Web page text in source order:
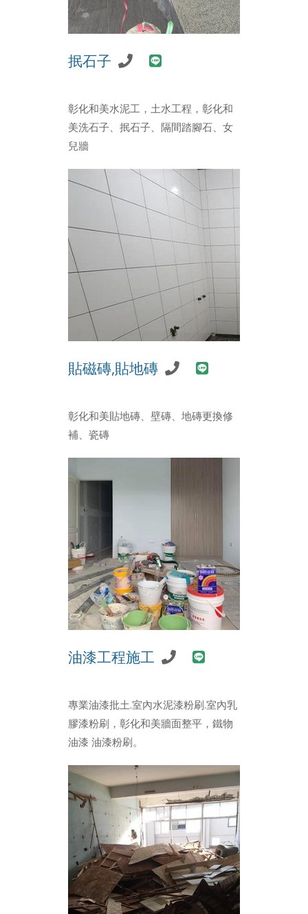
抿石子
彰化和美水泥工，土水工程，彰化和
美洗石子、抿石子、隔間踏腳石、女
兒牆
貼磁磚,貼地磚
彰化和美貼地磚、壁磚、地磚更換修
補、瓷磚
油漆工程施工
專業油漆批土.室內水泥漆粉刷.室內乳
膠漆粉刷，彰化和美牆面整平，鐵物
油漆 油漆粉刷。